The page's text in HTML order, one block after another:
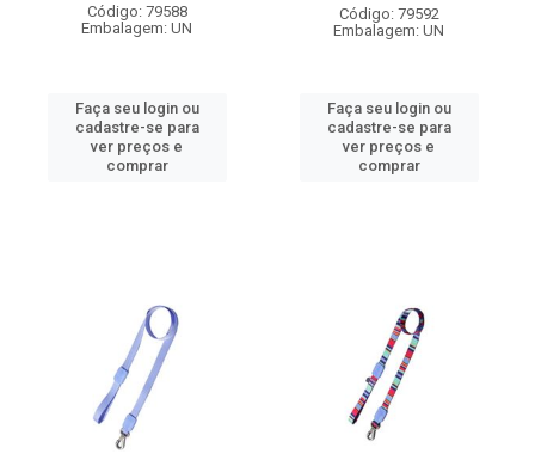
Código: 79588
Embalagem: UN
Faça seu login ou
cadastre-se para
ver preços e
comprar
Código: 79592
Embalagem: UN
Faça seu login ou
cadastre-se para
ver preços e
comprar